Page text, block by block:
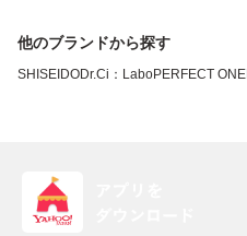
他のブランドから探す
SHISEIDODr.Ci：LaboPERFECT ONE